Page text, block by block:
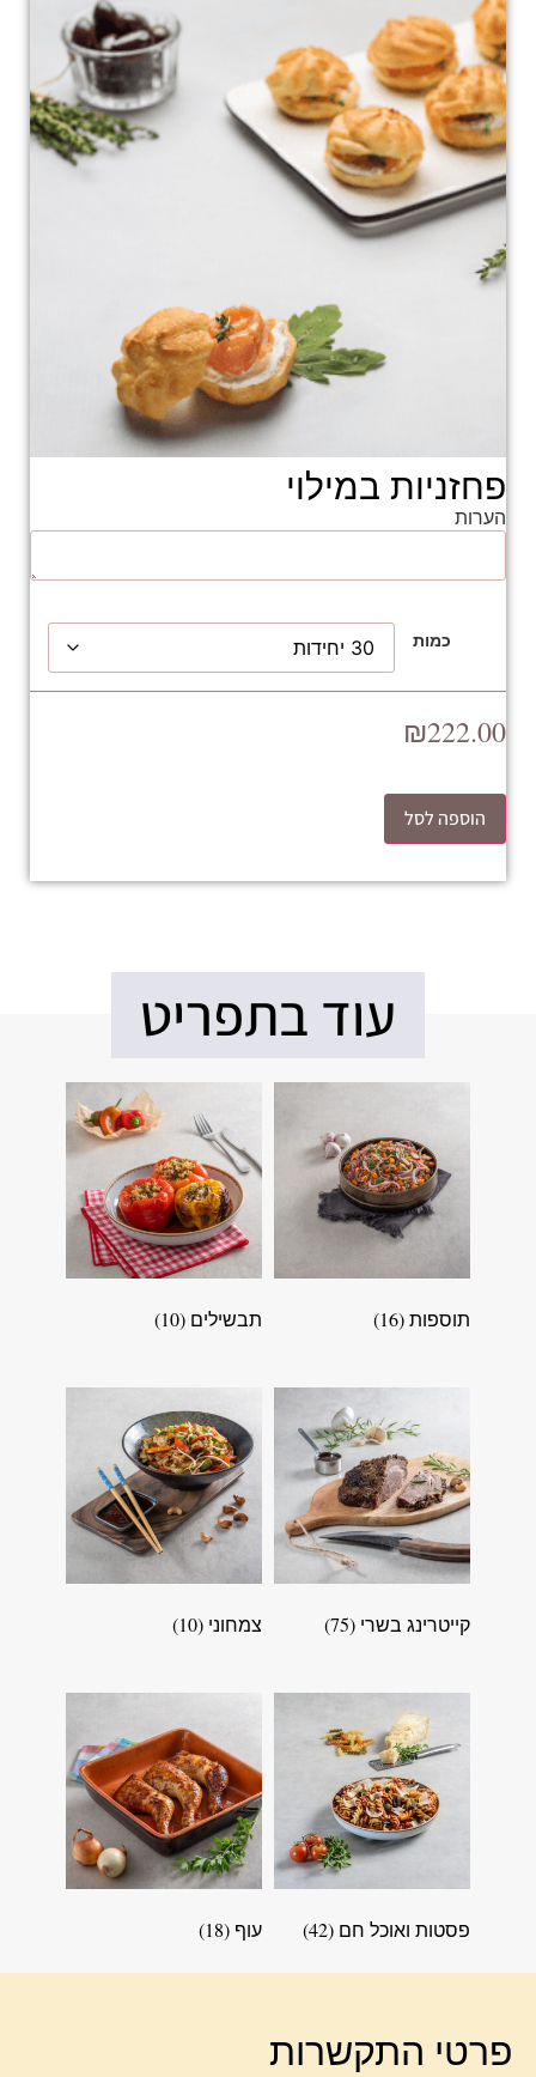
פחזניות במילוי
הערות
כמות
₪222.00
הוספה לסל
עוד בתפריט
תוספות(16) תבשילים (10)
קייטרינג בשרי (75) צמחוני (10)
פסטות ואוכל חם (42) עוף (18)
פרטי התקשרות